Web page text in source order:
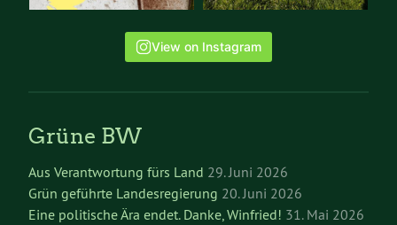
View on Instagram
Grüne BW
Aus Verantwortung fürs Land 29. Juni 2026
Grün geführte Landesregierung 20. Juni 2026
Eine politische Ära endet. Danke, Winfried! 31. Mai 2026